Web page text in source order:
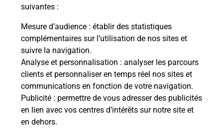
suivantes :
Mesure d’audience : établir des statistiques
complémentaires sur l’utilisation de nos sites et
suivre la navigation.
Analyse et personnalisation : analyser les parcours
clients et personnaliser en temps réel nos sites et
communications en fonction de votre navigation.
Publicité : permettre de vous adresser des publicités
en lien avec vos centres d’intérêts sur notre site et
en dehors.
La Poste
en ligne
Ouvert 24h/24
En savoir plus